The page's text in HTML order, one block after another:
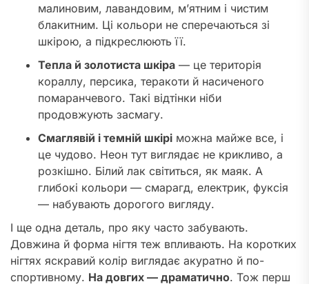
малиновим, лавандовим, м’ятним і чистим
блакитним. Ці кольори не сперечаються зі
шкірою, а підкреслюють її.
Тепла й золотиста шкіра — це територія
кораллу, персика, теракоти й насиченого
помаранчевого. Такі відтінки ніби
продовжують засмагу.
Смаглявій і темній шкірі можна майже все, і
це чудово. Неон тут виглядає не крикливо, а
розкішно. Білий лак світиться, як маяк. А
глибокі кольори — смарагд, електрик, фуксія
— набувають дорогого вигляду.
І ще одна деталь, про яку часто забувають.
Довжина й форма нігтя теж впливають. На коротких
нігтях яскравий колір виглядає акуратно й по-
спортивному. На довгих — драматично. Тож перш